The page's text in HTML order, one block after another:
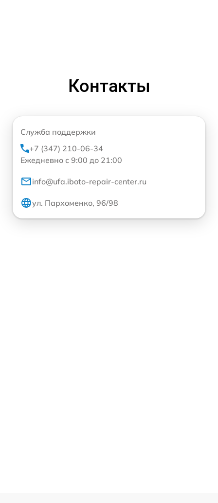
Контакты
Служба поддержки
+7 (347) 210-06-34
Ежедневно с 9:00 до 21:00
info@ufa.iboto-repair-center.ru
ул. Пархоменко, 96/98